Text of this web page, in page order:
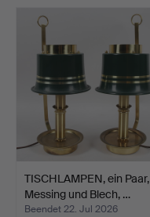
TISCHLAMPEN, ein Paar,
Messing und Blech, …
Beendet 22. Jul 2026